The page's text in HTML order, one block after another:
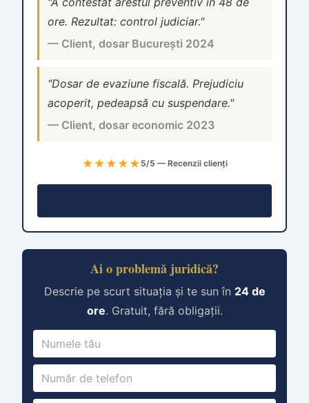
ore. Rezultat: control judiciar."
— Client, dosar București 2024
"Dosar de evaziune fiscală. Prejudiciu
acoperit, pedeapsă cu suspendare."
— Client, dosar economic 2023
★★★★★ 5/5 — Recenzii clienți
Ai o problemă juridică?
Descrie pe scurt situația și te sun în 24 de
ore. Gratuit, fără obligații.